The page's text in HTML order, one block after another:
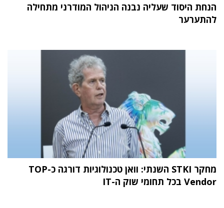
הנחת היסוד שעליה נבנה הניהול המודרני מתחילה
להתערער
מחקר STKI השנתי: וואן טכנולוגיות דורגה כ-TOP
Vendor בכל תחומי שוק ה-IT